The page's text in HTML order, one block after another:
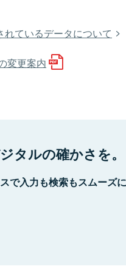
ているデータについて
変更案内
タルの確かさを。
で入力も検索もスムーズ